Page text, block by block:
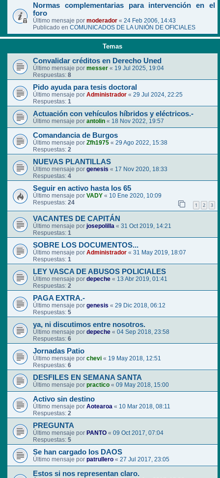
Normas complementarias para intervención en el
foro
Último mensaje por moderador « 24 Feb 2006, 14:43
Publicado en COMUNICADOS DE LA UNIÓN DE OFICIALES
Temas
Convalidar créditos en Derecho Uned
Último mensaje por messer « 19 Jul 2025, 19:04
Respuestas: 8
Pido ayuda para tesis doctoral
Último mensaje por Administrador « 29 Jul 2024, 22:25
Respuestas: 1
Actuación con vehículos híbridos y eléctricos.-
Último mensaje por antolin « 18 Nov 2022, 19:57
Comandancia de Burgos
Último mensaje por Zfh1975 « 29 Ago 2022, 15:38
Respuestas: 2
NUEVAS PLANTILLAS
Último mensaje por genesis « 17 Nov 2020, 18:33
Respuestas: 4
Seguir en activo hasta los 65
Último mensaje por VADY « 10 Ene 2020, 10:09
Respuestas: 24 1 2 3
VACANTES DE CAPITÁN
Último mensaje por josepolilla « 31 Oct 2019, 14:21
Respuestas: 1
SOBRE LOS DOCUMENTOS...
Último mensaje por Administrador « 31 May 2019, 18:07
Respuestas: 1
LEY VASCA DE ABUSOS POLICIALES
Último mensaje por depeche « 13 Abr 2019, 01:41
Respuestas: 2
PAGA EXTRA.-
Último mensaje por genesis « 29 Dic 2018, 06:12
Respuestas: 5
ya, ni discutimos entre nosotros.
Último mensaje por depeche « 04 Sep 2018, 23:58
Respuestas: 6
Jornadas Patio
Último mensaje por chevi « 19 May 2018, 12:51
Respuestas: 6
DESFILES EN SEMANA SANTA
Último mensaje por practico « 09 May 2018, 15:00
Activo sin destino
Último mensaje por Aotearoa « 10 Mar 2018, 08:11
Respuestas: 2
PREGUNTA
Último mensaje por PANTO « 09 Oct 2017, 07:04
Respuestas: 5
Se han cargado los DAOS
Último mensaje por patrullero « 27 Jul 2017, 23:05
Estos si nos representan claro.